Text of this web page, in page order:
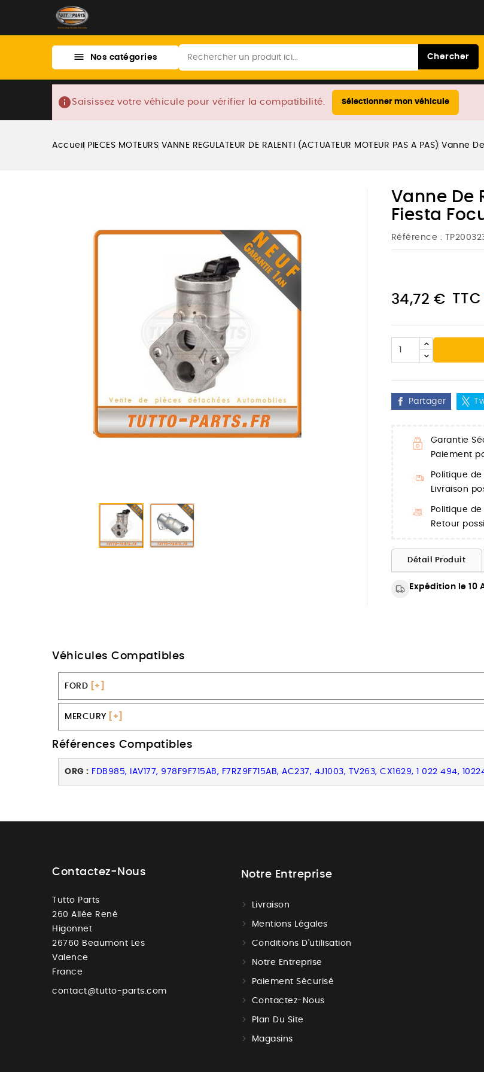
 Nos catégories Chercher
info Saisissez votre véhicule pour vérifier la compatibilité. Sélectionner mon véhicule
Accueil PIECES MOTEURS VANNE REGULATEUR DE RALENTI (ACTUATEUR MOTEUR PAS A PAS) Vanne
Vanne De
Fiesta
Référence :
34,72 € TTC
Partager
Garantie
Paiement
Politique de
Livraison
Politique de
Retour
Détail Produit
Expédition le 10
Véhicules Compatibles
FORD [+]
MERCURY [+]
Références Compatibles
ORG : FDB985, IAV177, 978F9F715AB, F7RZ9F715AB, AC237, 4J1003, TV263, CX1629, 1 022 494,
Contactez-Nous
Tutto Parts
260 Allée René
Higonnet
26760 Beaumont Les
Valence
France
contact@tutto-parts.com
Notre Entreprise
Livraison
Mentions Légales
Conditions D'utilisation
Notre Entreprise
Paiement Sécurisé
Contactez-Nous
Plan Du Site
Magasins